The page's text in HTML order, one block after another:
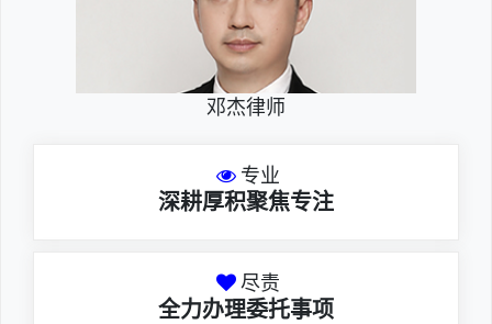
邓杰律师
专业
深耕厚积聚焦专注
尽责
全力办理委托事项